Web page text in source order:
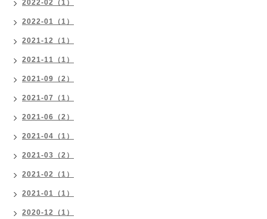
2022-02（1）
2022-01（1）
2021-12（1）
2021-11（1）
2021-09（2）
2021-07（1）
2021-06（2）
2021-04（1）
2021-03（2）
2021-02（1）
2021-01（1）
2020-12（1）